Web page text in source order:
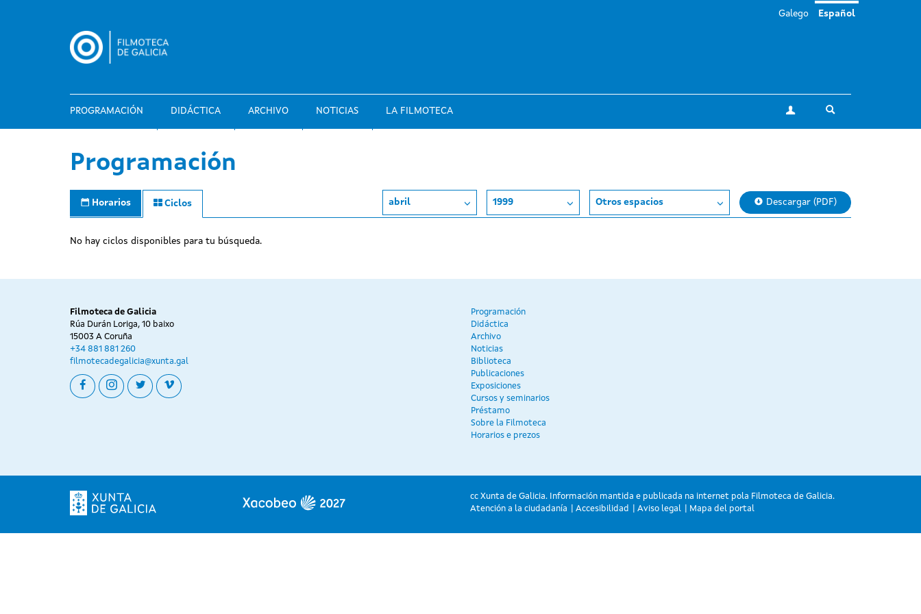
PROGRAMACIÓN DIDÁCTICA ARCHIVO NOTICIAS LA FILMOTECA Mi cuenta
Galego Español
Programación
Horarios Ciclos abril 1999 Otros espacios Descargar (PDF)
No hay ciclos disponibles para tu búsqueda.
Filmoteca de Galicia
Rúa Durán Loriga, 10 baixo
15003 A Coruña
+34 881 881 260
filmotecadegalicia@xunta.gal
facebookinstagram
twittervimeo
Programación
Didáctica
Archivo
Noticias
Biblioteca
Publicaciones
Exposiciones
Cursos y seminarios
Préstamo
Sobre la Filmoteca
Horarios e prezos
cc Xunta de Galicia. Información mantida e publicada na internet pola Filmoteca de Galicia.
Atención a la ciudadanía
Accesibilidad Aviso legal Mapa del portal